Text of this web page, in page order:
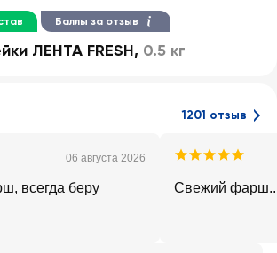
Баллы за отзыв
ЛЕНТА FRESH, 0.5 кг
1201 отзыв
06 августа 2026
всегда беру Свежий